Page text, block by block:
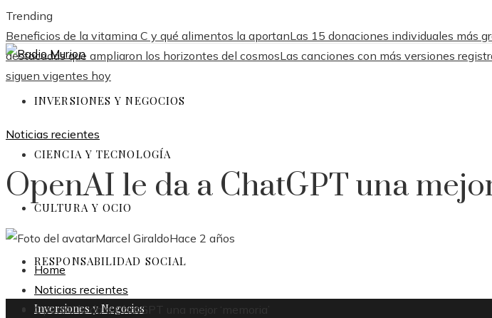
Trending
Beneficios de la vitamina C y qué alimentos la aportanLas 15 donaciones individuales más
destacadas que ampliaron los horizontes del cosmosLas canciones con más versiones
siguen vigentes hoy
INVERSIONES Y NEGOCIOS
CIENCIA Y TECNOLOGÍA
CULTURA Y OCIO
RESPONSABILIDAD SOCIAL
Inversiones y Negocios
Noticias recientes
OpenAI le da a ChatGPT una
Marcel GiraldoHace 2 años
Home
Noticias recientes
OpenAI le da a ChatGPT una mejor ‘memoria’